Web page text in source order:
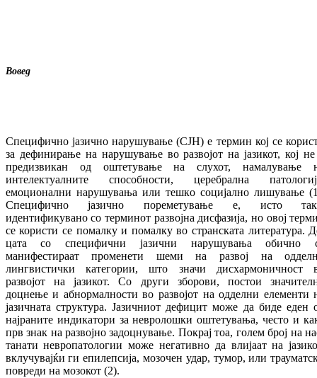
Вовед
Специфичнo јазичнo нарушување (СЈН)е тер­мин кој се
за дефинирање на на­ру­шу­вање во развојот на јазикот, кој не
пре­дизвикан од
оштетување на слухот, на­ма­лу­ва­ње
интелектуалните способности, це­ре­брална
емоционални нарушу­вања или тешкo социјалнo лишување
Спе­цифичнo јазичнo пореметувањe
е, исто
идентификувано со терминот развојна дис­фазија, но овој
се користи се по­мал­ку и помалку во странската литература.
цата
со специфични јазични нарушувања
обично
манифестираат
променети шеми на раз­вој
на
лингвистички
ка­те­го­рии,
што значи дисхармоничност
развојот
на ја­зикот. Со други зборови,постои
доцнење и абнормалности во развојот на од­делни елементи
јазичната структура. Ја­зичниот дефицит може да биде еден
нај­раните индикатори за невролошки ош­те­ту­ва­ња, често и
прв знак на развојно за­доц­нување. Покрај тоа, голем број на
та­на­ти невропатологии може негативно да вли­јаат на
вклучувајќи ги епи­леп­си­ја, мозочен удар, тумор, или
пов­ре­ди на мозокот (2).